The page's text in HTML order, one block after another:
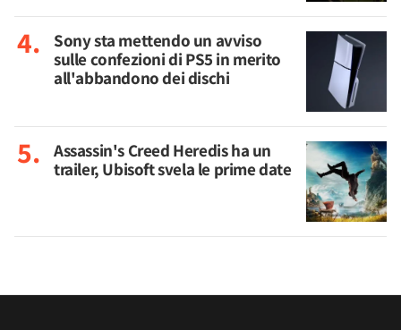
Sony sta mettendo un avviso
sulle confezioni di PS5 in merito
all'abbandono dei dischi
Assassin's Creed Heredis ha un
trailer, Ubisoft svela le prime date